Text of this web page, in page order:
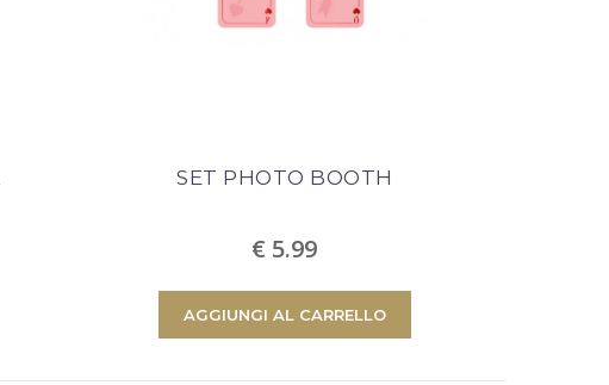
SET PHOTO BOOTH
€ 5.99
AGGIUNGI AL CARRELLO